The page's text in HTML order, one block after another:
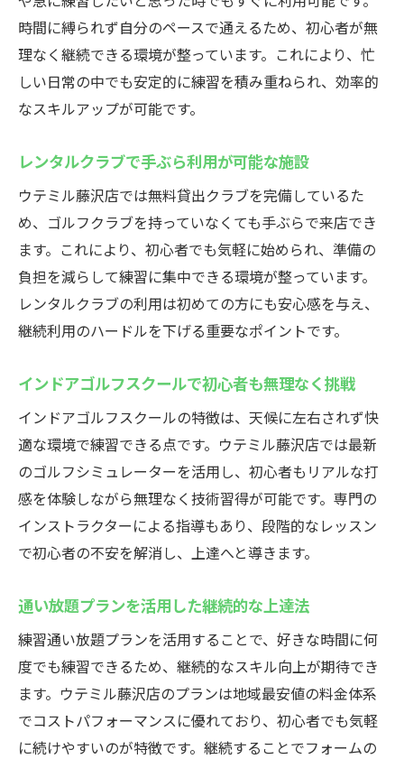
時間に縛られず自分のペースで通えるため、初心者が無
理なく継続できる環境が整っています。これにより、忙
しい日常の中でも安定的に練習を積み重ねられ、効率的
なスキルアップが可能です。
レンタルクラブで手ぶら利用が可能な施設
ウテミル藤沢店では無料貸出クラブを完備しているた
め、ゴルフクラブを持っていなくても手ぶらで来店でき
ます。これにより、初心者でも気軽に始められ、準備の
負担を減らして練習に集中できる環境が整っています。
レンタルクラブの利用は初めての方にも安心感を与え、
継続利用のハードルを下げる重要なポイントです。
インドアゴルフスクールで初心者も無理なく挑戦
インドアゴルフスクールの特徴は、天候に左右されず快
適な環境で練習できる点です。ウテミル藤沢店では最新
のゴルフシミュレーターを活用し、初心者もリアルな打
感を体験しながら無理なく技術習得が可能です。専門の
インストラクターによる指導もあり、段階的なレッスン
で初心者の不安を解消し、上達へと導きます。
通い放題プランを活用した継続的な上達法
練習通い放題プランを活用することで、好きな時間に何
度でも練習できるため、継続的なスキル向上が期待でき
ます。ウテミル藤沢店のプランは地域最安値の料金体系
でコストパフォーマンスに優れており、初心者でも気軽
に続けやすいのが特徴です。継続することでフォームの